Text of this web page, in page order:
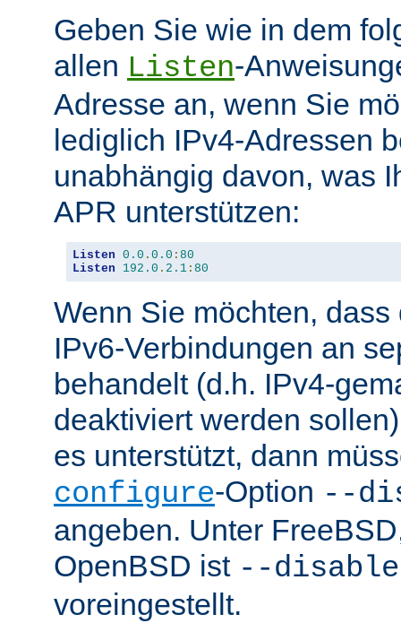
Geben Sie wie in dem
allen Listen-
Adresse an, wenn Sie
lediglich IPv4-Adressen
unabhängig davon, was
APR unterstützen:
Listen 0.0 . 0.0 : 80
Listen
192.0 . 2.1 : 80
Wenn Sie möchten,
IPv6-Verbindungen an
behandelt (d.h. IPv4-
deaktiviert werden
es unterstützt, dann
configure-Option --
angeben. Unter
OpenBSD ist --
voreingestellt.